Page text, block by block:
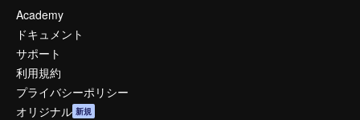
Academy
ドキュメント
サポート
利用規約
プライバシーポリシー
オリジナル 新規